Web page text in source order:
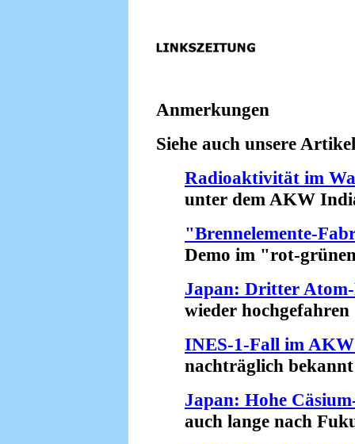
Anmerkungen
Siehe auch unsere
Radioaktivität im
unter dem AKW
"Brennelemente-
Demo im "rot-
Japan: Dritter
wieder hochgefahren
INES-1-Fall im
nachträglich bekannt
Japan: Hohe
auch lange nach